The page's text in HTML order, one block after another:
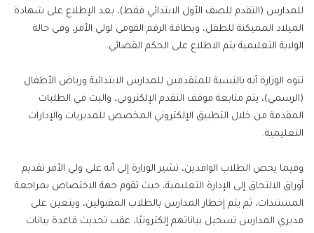
للمدارس (التقدم للصف الأول الابتدائي فقط)، بعد الإطلاع على شهادة
الميلاد المميكنة للطفل، وبطاقة الرقم القومي لولي الأمر، وفي حالة
الولاية التعليمية يتم الاطلاع على الحكم القضائي.
تنوه الوزارة أنه بالنسبة للمتقدمين للمدارس الابتدائية ورياض الأطفال
(الرسمي)، يتم متابعة موقف التقدم الإلكتروني، والبت في الطلبات
المقدمة من خلال التطبيق الإلكتروني المخصص للمديريات والإدارات
التعليمية.
وفيما يخص الطلاب الوافدين، تشير الوزارة إلى أنه على ولي الأمر تقديم
أوراق الالتحاق إلى الإدارة التعليمية، حيث تقوم جهة الاختصاص بمراجعة
المستندات، ثم يتم إخطار المدارس بالطلاب المقبولين، ويتعين على
مديري المدارس تسجيل بياناتهم إلكترونيًا، عقب تحديث قاعدة بيانات